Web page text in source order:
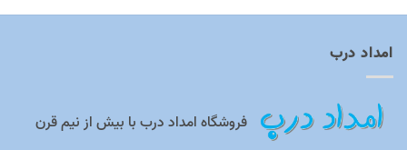
امداد درب
فروشگاه امداد درب با بیش از نیم قرن